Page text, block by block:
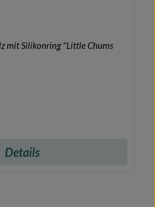
mit Silikonring "Little Chums
Details